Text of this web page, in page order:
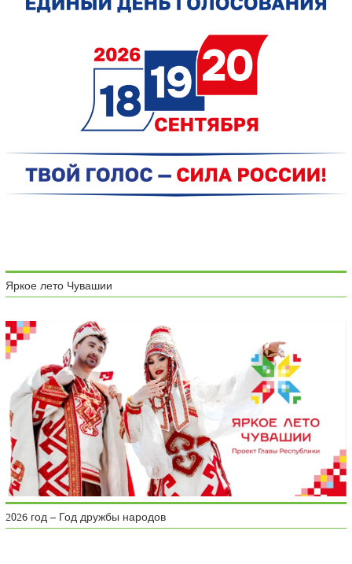
Яркое лето Чувашии
2026 год – Год дружбы народов